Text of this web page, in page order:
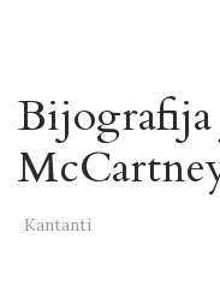
Bijografija
Kantanti